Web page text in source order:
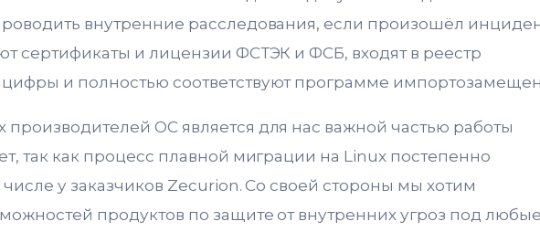
внутренние расследования, если произошёл
сертификаты и лицензии ФСТЭК и ФСБ, входят в реестр
и полностью соответствуют программе
ОС является для нас важной частью работы
так как процесс плавной миграции на Linux постепенно
у заказчиков Zecurion. Со своей стороны мы хотим
продуктов по защите от внутренних угроз под любые